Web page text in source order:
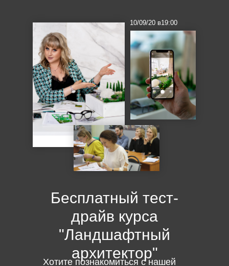
Бесплатный тест-
драйв курса
"Ландшафтный
архитектор"
Хотите познакомиться с нашей
10/09/20 в19:00